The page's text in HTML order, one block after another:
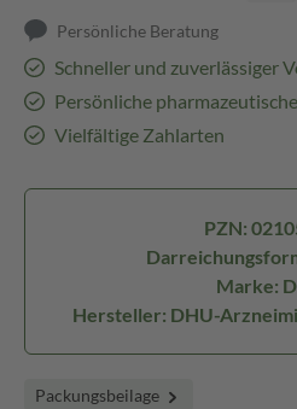
Persönliche Beratung
Schneller und zuverlässiger
Persönliche
Vielfältige Zahlarten
PZN:
Marke:
Hersteller: DHU-
Packungsbeilage